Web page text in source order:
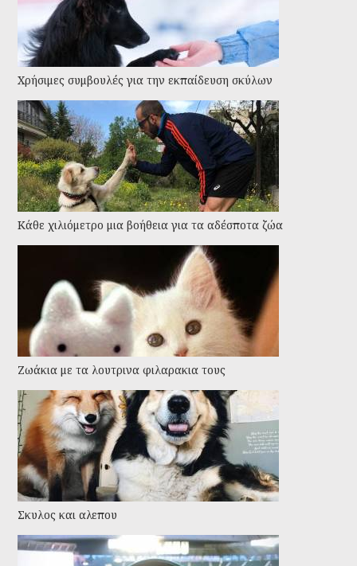
Χρήσιμες συμβουλές για την εκπαίδευση σκύλων
Kάθε χιλιόμετρο μια βοήθεια για τα αδέσποτα ζώα
Ζωάκια με τα λουτρινα φιλαρακια τους
Σκυλος και αλεπου